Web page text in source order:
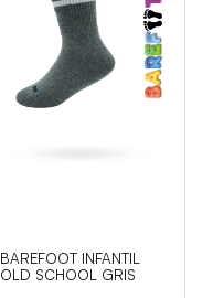
BAREFOOT INFANTIL
OLD SCHOOL GRIS